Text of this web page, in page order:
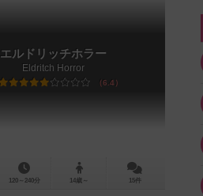
エルドリッチホラー
Eldritch Horror
6.4
120～240分 14歳～ 15件